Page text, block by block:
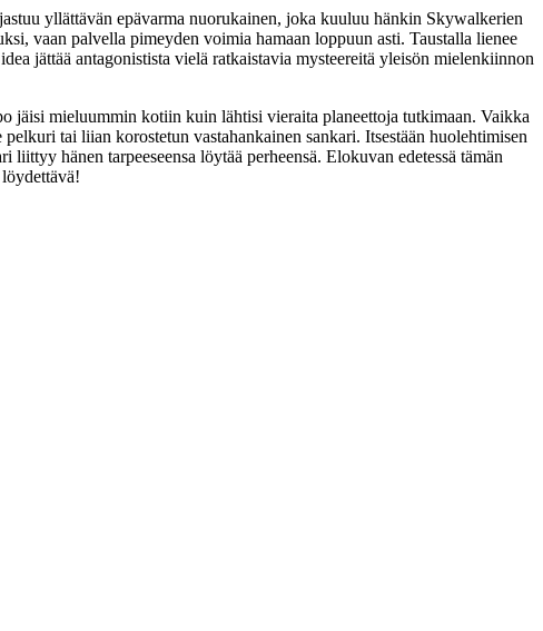
yllättävän epävarma nuorukainen, joka kuuluu hänkin Skywalkerien
vaan palvella pimeyden voimia hamaan loppuun asti. Taustalla lienee
jättää antagonistista vielä ratkaistavia mysteereitä yleisön mielenkiinnon
jäisi mieluummin kotiin kuin lähtisi vieraita planeettoja tutkimaan. Vaikka
tai liian korostetun vastahankainen sankari. Itsestään huolehtimisen
hänen tarpeeseensa löytää perheensä. Elokuvan edetessä tämän